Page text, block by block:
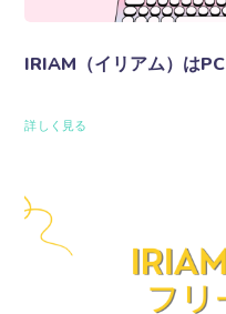
IRIAM（イリアム）は
詳しく見る